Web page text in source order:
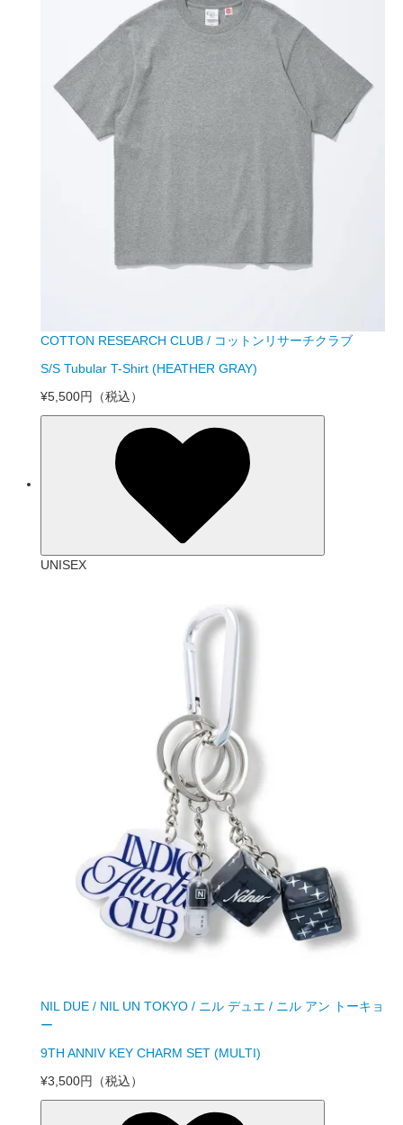
COTTON RESEARCH CLUB / コットンリサーチクラブ
S/S Tubular T-Shirt (HEATHER GRAY)
¥5,500円
（税込）
UNISEX
NIL DUE / NIL UN TOKYO / ニル デュエ / ニル アン トーキョ
ー
9TH ANNIV KEY CHARM SET (MULTI)
¥3,500円
（税込）